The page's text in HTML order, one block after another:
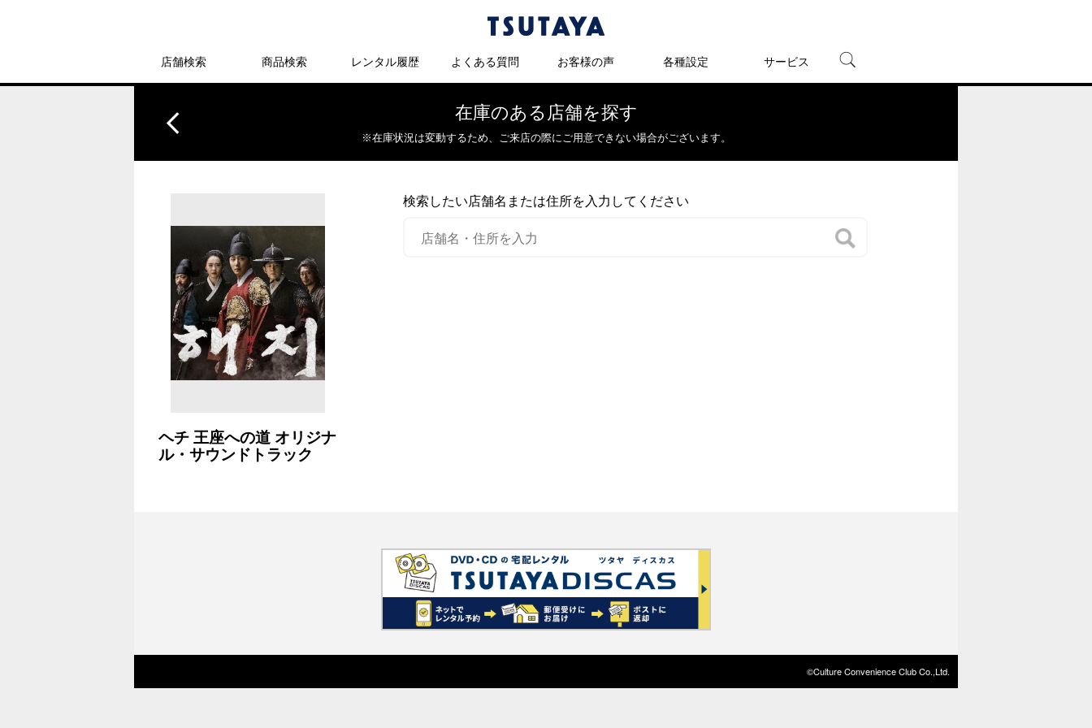
店舗検索 商品検索 レンタル履歴 よくある質問 お客様の声 各種設定 サービス
在庫のある店舗を探す
※在庫状況は変動するため、 ご来店の際にご用意できない場合がございます。
ヘチ 王座への道 オリジナ
ル・サウンドトラック
検索したい店舗名または住所を入力してください
©Culture Convenience Club Co.,Ltd.